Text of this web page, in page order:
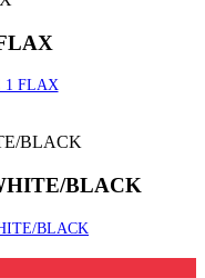
1 FLAX
BLACK
BLACK